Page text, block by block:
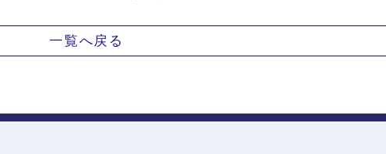
一覧へ戻る